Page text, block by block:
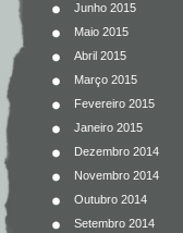
Junho 2015
Maio 2015
Abril 2015
Março 2015
Fevereiro 2015
Janeiro 2015
Dezembro 2014
Novembro 2014
Outubro 2014
Setembro 2014